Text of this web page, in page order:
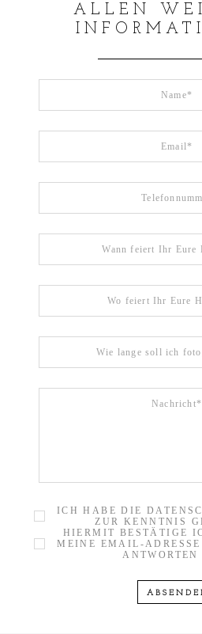
ALLEN
ICH HABE DIE
ZUR KENNTNIS
HIERMIT BESTÄTIGE
MEINE EMAIL-